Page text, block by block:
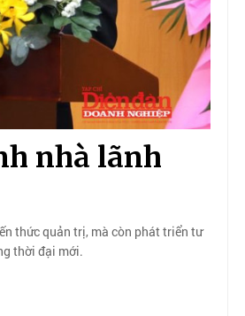
nhà lãnh
thức quản trị, mà còn phát triển tư
thời đại mới.